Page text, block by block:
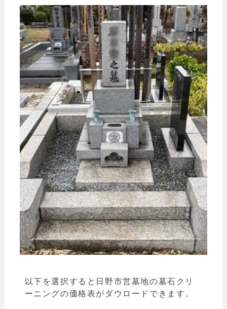
以下を選択すると日野市営墓地の墓石クリ
ーニングの価格表がダウロードできます。